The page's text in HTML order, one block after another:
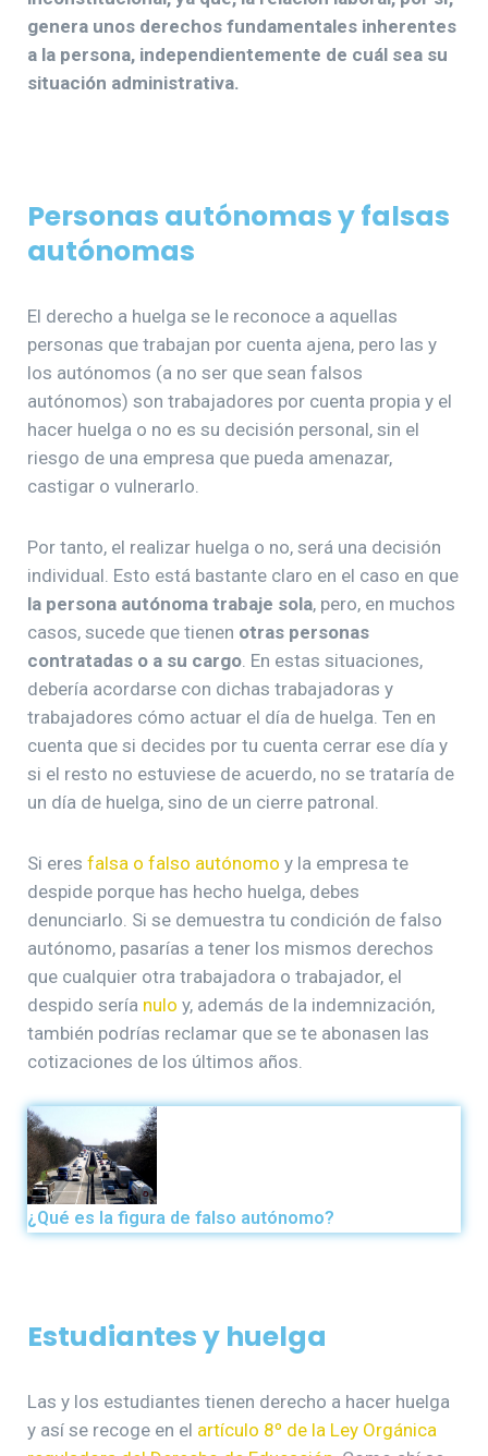
genera unos derechos fundamentales inherentes
a la persona, independientemente de cuál sea su
situación administrativa.
Personas autónomas y falsas
autónomas
El derecho a huelga se le reconoce a aquellas
personas que trabajan por cuenta ajena, pero las y
los autónomos (a no ser que sean falsos
autónomos) son trabajadores por cuenta propia y el
hacer huelga o no es su decisión personal, sin el
riesgo de una empresa que pueda amenazar,
castigar o vulnerarlo.
Por tanto, el realizar huelga o no, será una decisión
individual. Esto está bastante claro en el caso en que
la persona autónoma trabaje sola, pero, en muchos
casos, sucede que tienen otras personas
contratadas o a su cargo. En estas situaciones,
debería acordarse con dichas trabajadoras y
trabajadores cómo actuar el día de huelga. Ten en
cuenta que si decides por tu cuenta cerrar ese día y
si el resto no estuviese de acuerdo, no se trataría de
un día de huelga, sino de un cierre patronal.
Si eres falsa o falso autónomo y la empresa te
despide porque has hecho huelga, debes
denunciarlo. Si se demuestra tu condición de falso
autónomo, pasarías a tener los mismos derechos
que cualquier otra trabajadora o trabajador, el
despido sería nulo y, además de la indemnización,
también podrías reclamar que se te abonasen las
cotizaciones de los últimos años.
¿Qué es la figura de falso autónomo?
Estudiantes y huelga
Las y los estudiantes tienen derecho a hacer huelga
y así se recoge en el artículo 8º de la Ley Orgánica